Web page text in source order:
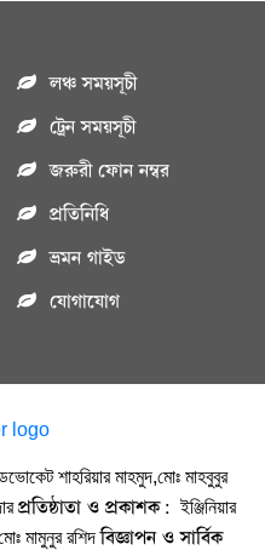
লঞ্চ সময়সূচী
ট্রেন সময়সূচী
জরুরী ফোন নম্বর
প্রতিনিধি
ভ্রমন গাইড
যোগাযোগ
শাহরিয়ার মাহমুদ,মোঃ মাহবুবুর
প্রতিষ্ঠাতা ও প্রকাশক: ইঞ্জিনিয়ার
মামুনুর রশিদবিজ্ঞাপন ও সার্বিক